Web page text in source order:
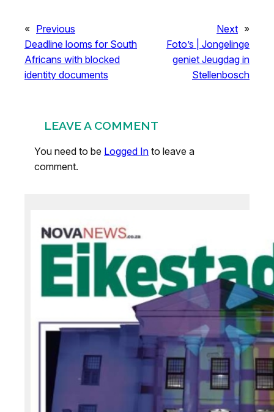
« Previous
Deadline looms for South
Africans with blocked
identity documents
Next »
Foto’s | Jongelinge
geniet Jeugdag in
Stellenbosch
LEAVE A COMMENT
You need to be Logged In to leave a
comment.